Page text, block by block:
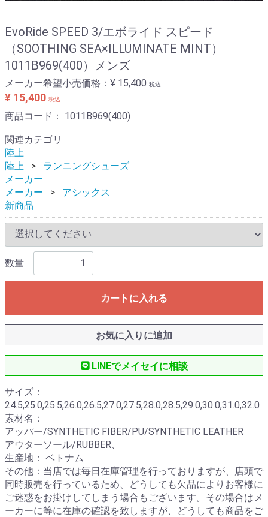
EvoRide SPEED 3/エボライド スピード
（SOOTHING SEA×ILLUMINATE MINT）
1011B969(400）メンズ
メーカー希望小売価格： ¥ 15,400 税込
¥ 15,400 税込
商品コード： 1011B969(400)
関連カテゴリ
陸上
陸上
ランニングシューズ
メーカー
メーカー
アシックス
新商品
数量
カートに入れる
お気に入りに追加
LINEでメイセイに相談
サイズ：
24.5,25.0,25.5,26.0,26.5,27.0,27.5,28.0,28.5,29.0,30.0,31.0,32.0
素材名：
アッパー/SYNTHETIC FIBER/PU/SYNTHETIC LEATHER
アウターソール/RUBBER、
生産地： ベトナム
その他：当店では毎日在庫管理を行っておりますが、店頭で
同時販売を行っているため、どうしても欠品によりお客様に
ご迷惑をお掛けしてしまう場合もございます。その場合はメ
ーカーに等に在庫の確認を致しますが、どうしても商品をご